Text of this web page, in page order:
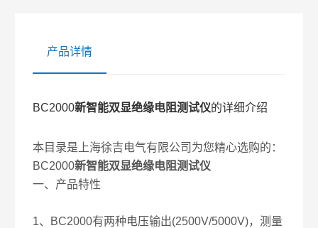
产品详情
BC2000新智能双显绝缘电阻测试仪的详细介绍
本目录是上海徐吉电气有限公司为您精心选购的：
BC2000新智能双显绝缘电阻测试仪
一、产品特性
1、BC2000有两种电压输出(2500V/5000V)，测量